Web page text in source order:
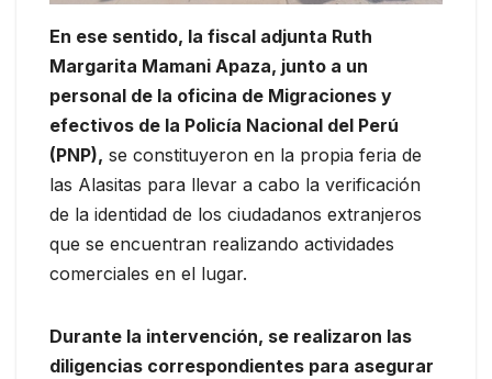
En ese sentido, la fiscal adjunta Ruth
Margarita Mamani Apaza, junto a un
personal de la oficina de Migraciones y
efectivos de la Policía Nacional del Perú
(PNP), se constituyeron en la propia feria de
las Alasitas para llevar a cabo la verificación
de la identidad de los ciudadanos extranjeros
que se encuentran realizando actividades
comerciales en el lugar.
Durante la intervención, se realizaron las
diligencias correspondientes para asegurar